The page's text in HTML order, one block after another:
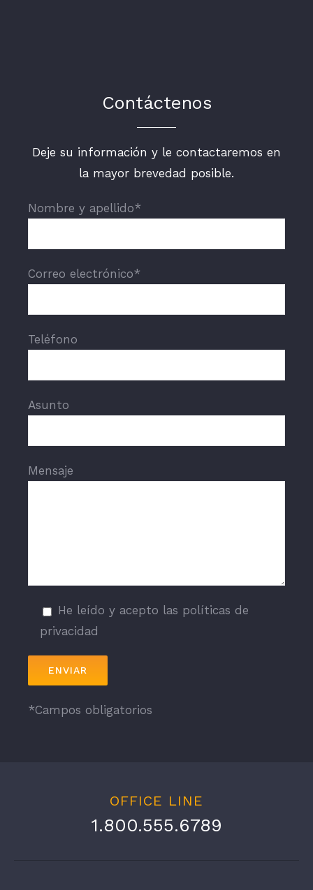
Contáctenos
Deje su información y le contactaremos en
la mayor brevedad posible.
Nombre y apellido*
Correo electrónico*
Teléfono
Asunto
Mensaje
He leído y acepto las políticas de
privacidad
*Campos obligatorios
OFFICE LINE
1.800.555.6789